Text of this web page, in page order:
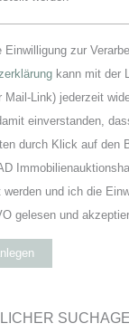
Einwilligung zur
kann mit der
Mail-Link) jederzeit
einverstanden,
durch Klick auf den
und ich die
gelesen und